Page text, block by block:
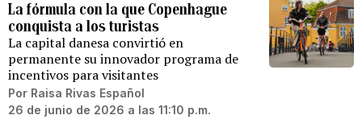
La fórmula con la que Copenhague
conquista a los turistas
La capital danesa convirtió en
permanente su innovador programa de
incentivos para visitantes
Por Raisa Rivas Español
26 de junio de 2026 a las 11:10 p.m.